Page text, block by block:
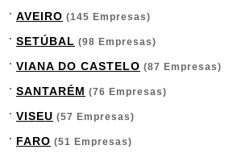
AVEIRO (145 Empresas)
SETÚBAL (98 Empresas)
VIANA DO CASTELO (87 Empresas)
SANTARÉM (76 Empresas)
VISEU (57 Empresas)
FARO (51 Empresas)